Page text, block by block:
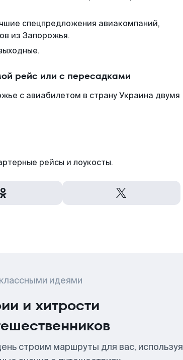
спецпредложения авиакомпаний,
из Запорожья.
рейс или с пересадками
с авиабилетом в страну Украина двумя
рейсы и лоукосты.
идеями
и хитрости
строим маршруты для вас, используя